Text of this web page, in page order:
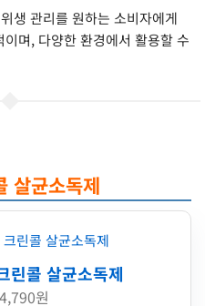
생 관리를 원하는 소비자에게
며, 다양한 환경에서 활용할 수
살균소독제
린콜 살균소독제
원